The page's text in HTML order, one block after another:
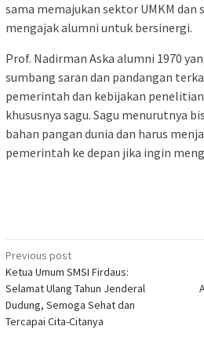
sama memajukan sektor UMKM dan
mengajak alumni untuk bersinergi.
Prof. Nadirman Aska alumni 1970
sumbang saran dan pandangan
pemerintah dan kebijakan
khususnya sagu. Sagu menurutnya
bahan pangan dunia dan harus
pemerintah ke depan jika ingin
Post
navigation
Previous post
Ketua Umum SMSI Firdaus:
Selamat Ulang Tahun Jenderal
Dudung, Semoga Sehat dan
Tercapai Cita-Citanya